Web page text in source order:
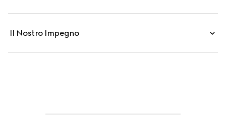
Il Nostro Impegno